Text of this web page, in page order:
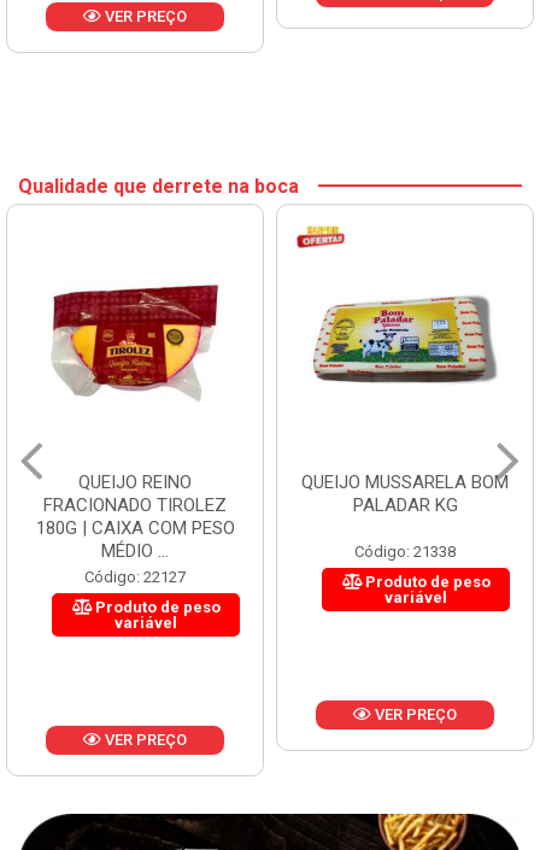
VER PREÇO
Qualidade que derrete na boca
QUEIJO REINO
FRACIONADO TIROLEZ
180G | CAIXA COM PESO
MÉDIO ...
Código: 22127
Produto de peso
variável
VER PREÇO
QUEIJO MUSSARELA BOM
PALADAR KG
Código: 21338
Produto de peso
variável
VER PREÇO